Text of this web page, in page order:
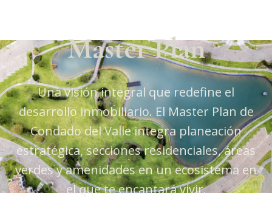
Master Plan
Una visión integral que redefine el
desarrollo inmobiliario. El Master Plan de
Condado del Valle integra planeación
estratégica, secciones residenciales, áreas
verdes y amenidades en un ecosistema en
el que te encantará vivir.